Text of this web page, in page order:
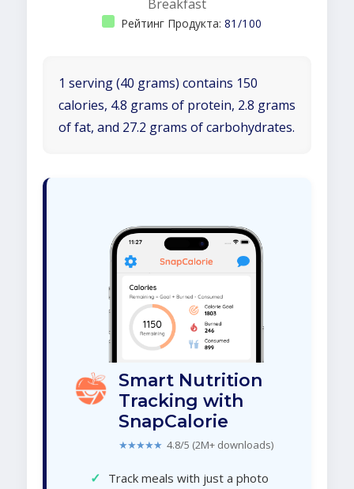
Breakfast
Рейтинг Продукта: 81/100
1 serving (40 grams) contains 150
calories, 4.8 grams of protein, 2.8 grams
of fat, and 27.2 grams of carbohydrates.
Smart Nutrition
Tracking with
SnapCalorie
★★★★★ 4.8/5 (2M+ downloads)
✓ Track meals with just a photo